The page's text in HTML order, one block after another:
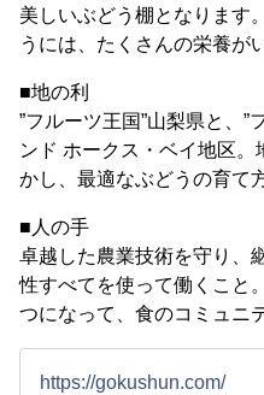
美しいぶどう棚となります
うには、たくさんの栄養が
■地の利
”フルーツ王国”山梨県と、”
ンド ホークス・ベイ地区
かし、最適なぶどうの育て
■人の手
卓越した農業技術を守り、
性すべてを使って働くこと
つになって、食のコミュニ
https://gokushun.com/